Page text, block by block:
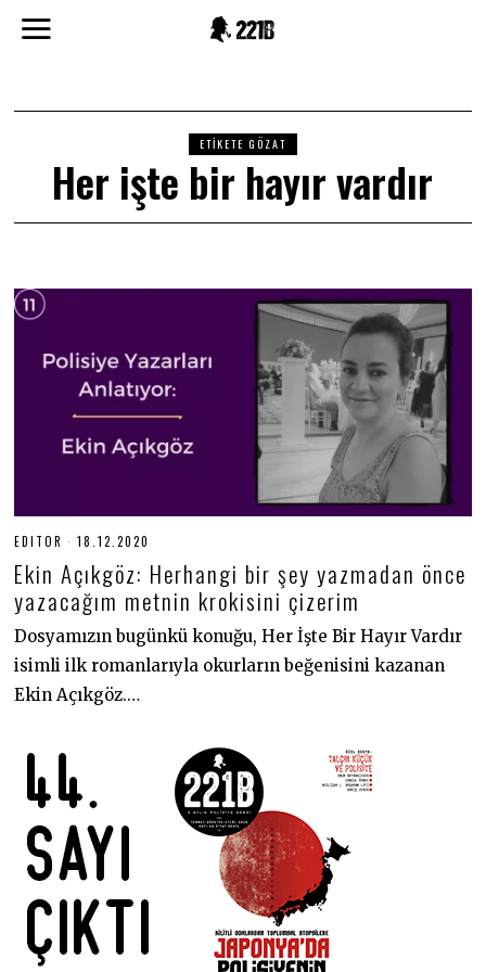
ETIKETE GÖZAT
Her işte bir hayır vardır
EDITOR 18.12.2020
.
1
2
2
2
Ekin Açıkgöz: Herhangi bir şey yazmadan önce
yazacağım metnin krokisini çizerim
Dosyamızın bugünkü konuğu, Her İşte Bir Hayır Vardır
isimli ilk romanlarıyla okurların beğenisini kazanan
Ekin Açıkgöz.…